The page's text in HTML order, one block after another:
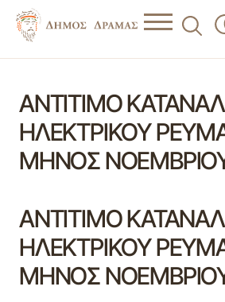
ΑΝΤΙΤΙΜΟ
ΗΛΕΚΤΡΙΚΟΥ
ΜΗΝΟΣ
ΑΝΤΙΤΙΜΟ
ΗΛΕΚΤΡΙΚΟΥ
ΜΗΝΟΣ